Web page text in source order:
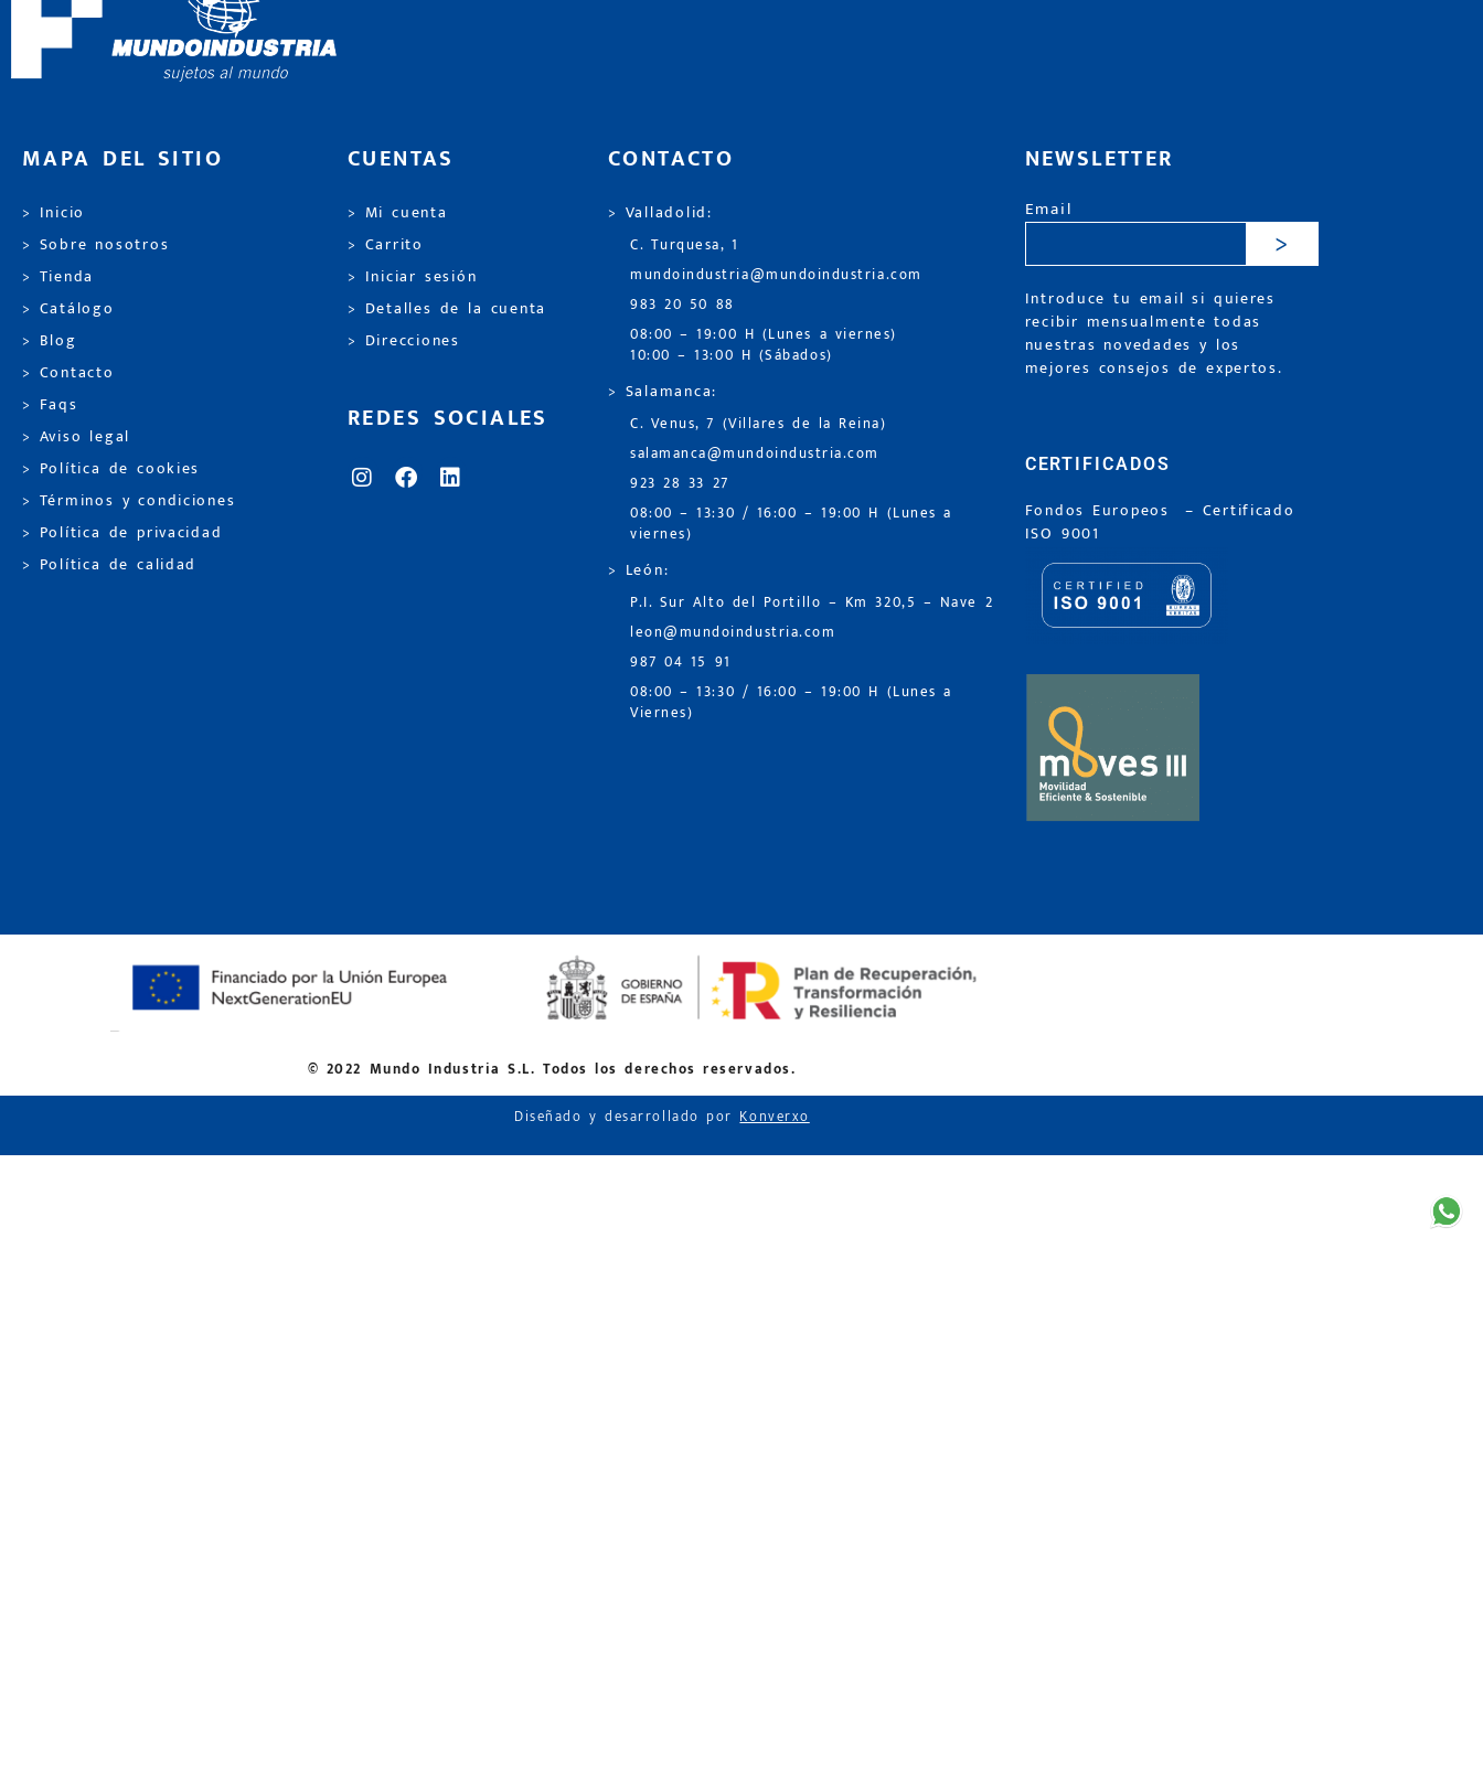
MAPA DEL SITIO
> Inicio
> Sobre nosotros
> Tienda
> Catálogo
> Blog
> Contacto
> Faqs
> Aviso legal
> Política de cookies
> Términos y condiciones
> Política de privacidad
> Política de calidad
CUENTAS
> Mi cuenta
> Carrito
> Iniciar sesión
> Detalles de la cuenta
> Direcciones
REDES SOCIALES
CONTACTO
> Valladolid:
C. Turquesa, 1
mundoindustria@mundoindustria.com
983 20 50 88
08:00 – 19:00 H (Lunes a viernes)
10:00 – 13:00 H (Sábados)
> Salamanca:
C. Venus, 7 (Villares de la Reina)
salamanca@mundoindustria.com
923 28 33 27
08:00 – 13:30 / 16:00 – 19:00 H (Lunes a
viernes)
> León:
P.I. Sur Alto del Portillo – Km 320,5 – Nave 2
leon@mundoindustria.com
987 04 15 91
08:00 – 13:30 / 16:00 – 19:00 H (Lunes a
Viernes)
NEWSLETTER
Email
>
Introduce tu email si quieres
recibir mensualmente todas
nuestras novedades y los
mejores consejos de expertos.
CERTIFICADOS
Fondos Europeos – Certificado
ISO 9001
© 2022 Mundo Industria S.L. Todos los derechos reservados.
Diseñado y desarrollado porKonverxo